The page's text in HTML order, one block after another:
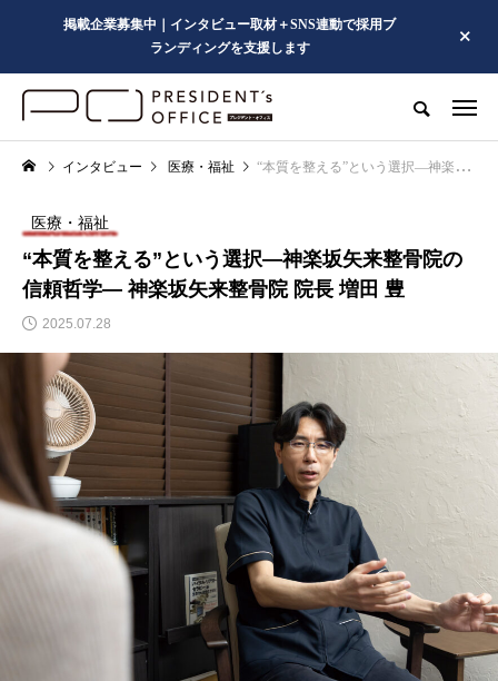
掲載企業募集中｜インタビュー取材＋SNS連動で採用ブ
ランディングを支援します
インタビュー 医療・福祉 “本質を整える”という選択―神楽坂矢来整骨院の信頼哲学― 神楽坂矢来整骨院 院長 増田 豊
医療・福祉
“本質を整える”という選択―神楽坂矢来整骨院の
信頼哲学― 神楽坂矢来整骨院 院長 増田 豊
2025.07.28